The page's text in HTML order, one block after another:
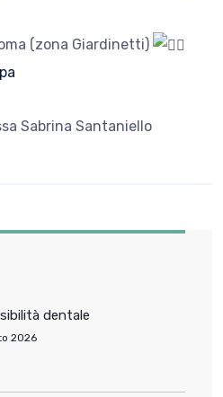
(zona Giardinetti)
Sabrina Santaniello
dentale
2026